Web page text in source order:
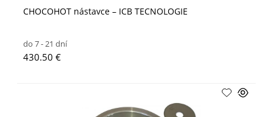
CHOCOHOT nástavce – ICB TECNOLOGIE
do 7 - 21 dní
430.50 €